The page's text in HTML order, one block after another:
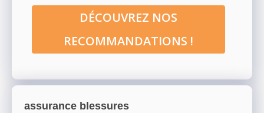
DÉCOUVREZ NOS
RECOMMANDATIONS !
assurance blessures